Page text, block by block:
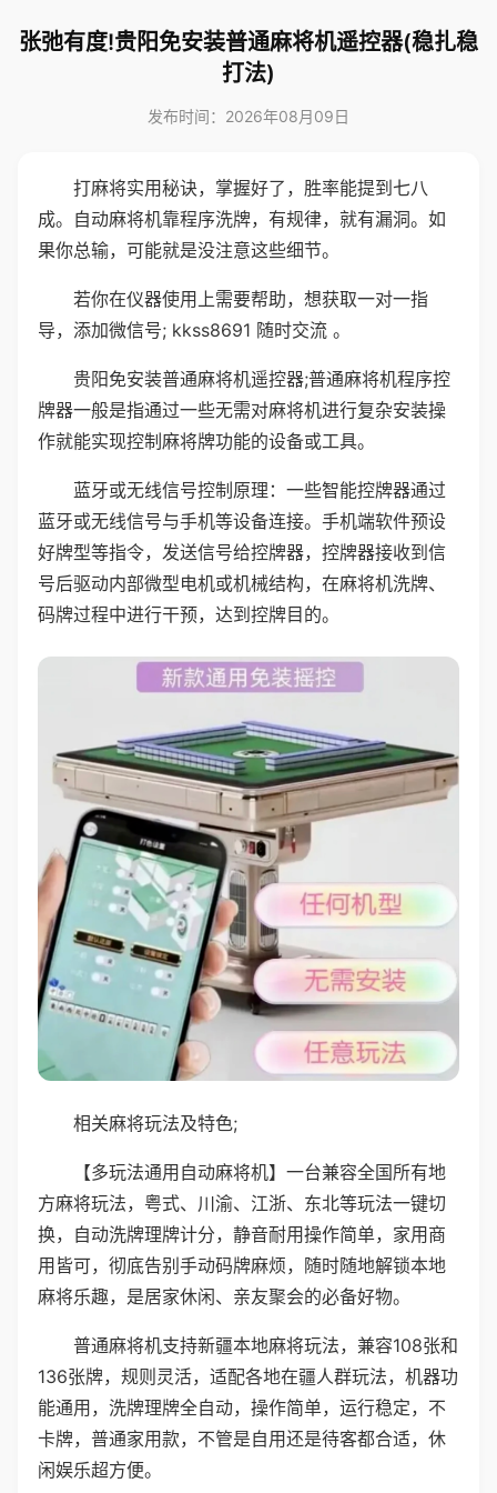
张弛有度!贵阳免安装普通麻将机遥控器(稳扎稳
打法)
发布时间：2026年08月09日
打麻将实用秘诀，掌握好了，胜率能提到七八
成。自动麻将机靠程序洗牌，有规律，就有漏洞。如
果你总输，可能就是没注意这些细节。
若你在仪器使用上需要帮助，想获取一对一指
导，添加微信号; kkss8691 随时交流 。
贵阳免安装普通麻将机遥控器;普通麻将机程序控
牌器一般是指通过一些无需对麻将机进行复杂安装操
作就能实现控制麻将牌功能的设备或工具。
蓝牙或无线信号控制原理：一些智能控牌器通过
蓝牙或无线信号与手机等设备连接。手机端软件预设
好牌型等指令，发送信号给控牌器，控牌器接收到信
号后驱动内部微型电机或机械结构，在麻将机洗牌、
码牌过程中进行干预，达到控牌目的。
相关麻将玩法及特色;
【多玩法通用自动麻将机】一台兼容全国所有地
方麻将玩法，粤式、川渝、江浙、东北等玩法一键切
换，自动洗牌理牌计分，静音耐用操作简单，家用商
用皆可，彻底告别手动码牌麻烦，随时随地解锁本地
麻将乐趣，是居家休闲、亲友聚会的必备好物。
普通麻将机支持新疆本地麻将玩法，兼容108张和
136张牌，规则灵活，适配各地在疆人群玩法，机器功
能通用，洗牌理牌全自动，操作简单，运行稳定，不
卡牌，普通家用款，不管是自用还是待客都合适，休
闲娱乐超方便。